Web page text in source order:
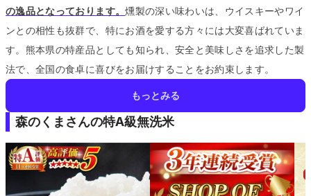
の逸品となっております。燻製の深い味わいは、ウイスキーやワイ
ンとの相性も抜群で、特にお酒を愛する方々には大変喜ばれていま
す。 熊本県の特産品としても知られ、安全と美味しさを追求した製
法で、全国の食卓に喜びをお届けすることをお約束します。
もっとみる
森のくまさんの特A級無洗米